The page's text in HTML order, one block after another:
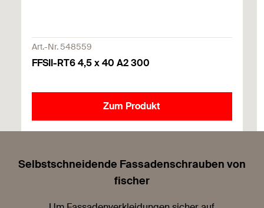
Art.-Nr. 548559
FFSII-RT6 4,5 x 40 A2 300
Zum Produkt
Selbstschneidende Fassadenschrauben von
fischer